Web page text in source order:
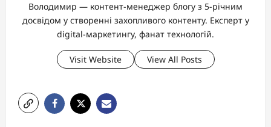
Володимир — контент-менеджер блогу з 5-річним
досвідом у створенні захопливого контенту. Експерт у
digital-маркетингу, фанат технологій.
Visit Website View All Posts